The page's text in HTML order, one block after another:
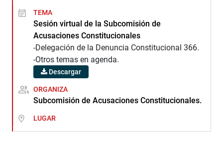
TEMA
Sesión virtual de la Subcomisión de
Acusaciones Constitucionales
-Delegación de la Denuncia Constitucional 366.
-Otros temas en agenda.
Descargar
ORGANIZA
Subcomisión de Acusaciones Constitucionales.
LUGAR